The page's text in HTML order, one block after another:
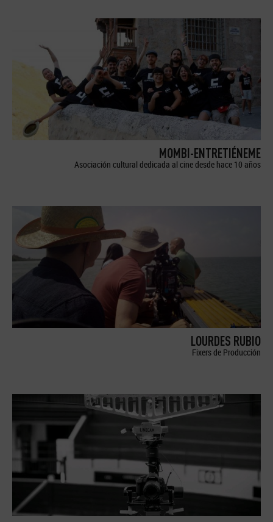
MOMBI-ENTRETIÉNEME
Asociación cultural dedicada al cine desde hace 10 años
LOURDES RUBIO
Fixers de Producción